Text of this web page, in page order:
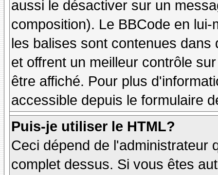
aussi le désactiver sur un
composition). Le BBCode en
les balises sont contenues
et offrent un meilleur contrôle
être affiché. Pour plus
accessible depuis le formulaire
Puis-je utiliser le HTML?
Ceci dépend de l'administrateur
complet dessus. Si vous êtes